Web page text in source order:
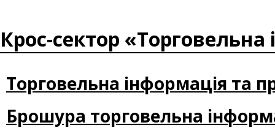
Крос-сектор
Торговельна інформація та
Брошура торговельна